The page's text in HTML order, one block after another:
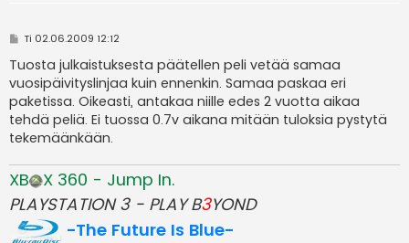
V
e
s
t
i
Ti 02.06.2009 12:12
Tuosta julkaistuksesta päätellen peli vetää samaa
vuosipäivityslinjaa kuin ennenkin. Samaa paskaa eri
paketissa. Oikeasti, antakaa niille edes 2 vuotta aikaa
tehdä peliä. Ei tuossa 0.7v aikana mitään tuloksia pystytä
tekemäänkään.
XB
X 360 - Jump In.
PLAYSTATION 3 - PLAY B3YOND
-The Future Is Blue-